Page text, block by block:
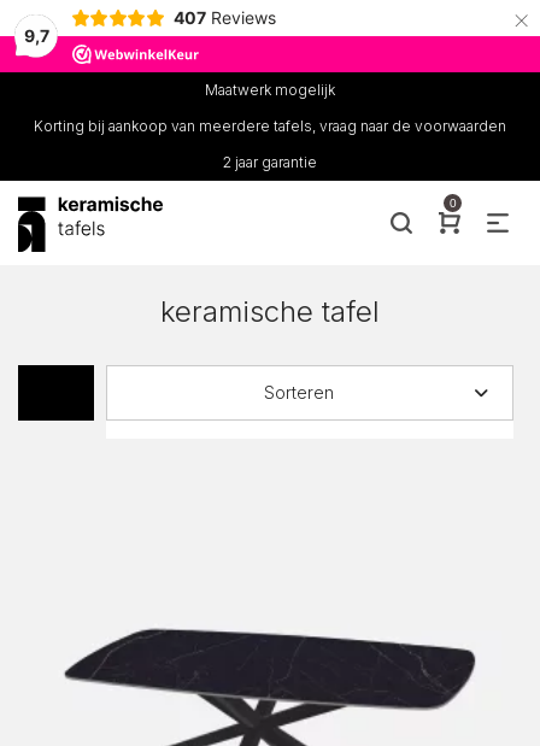
9,7
407 Reviews ×
Maatwerk mogelijk
Korting bij aankoop van meerdere tafels, vraag naar de voorwaarden
2 jaar garantie
0
keramische tafel
Sorteren